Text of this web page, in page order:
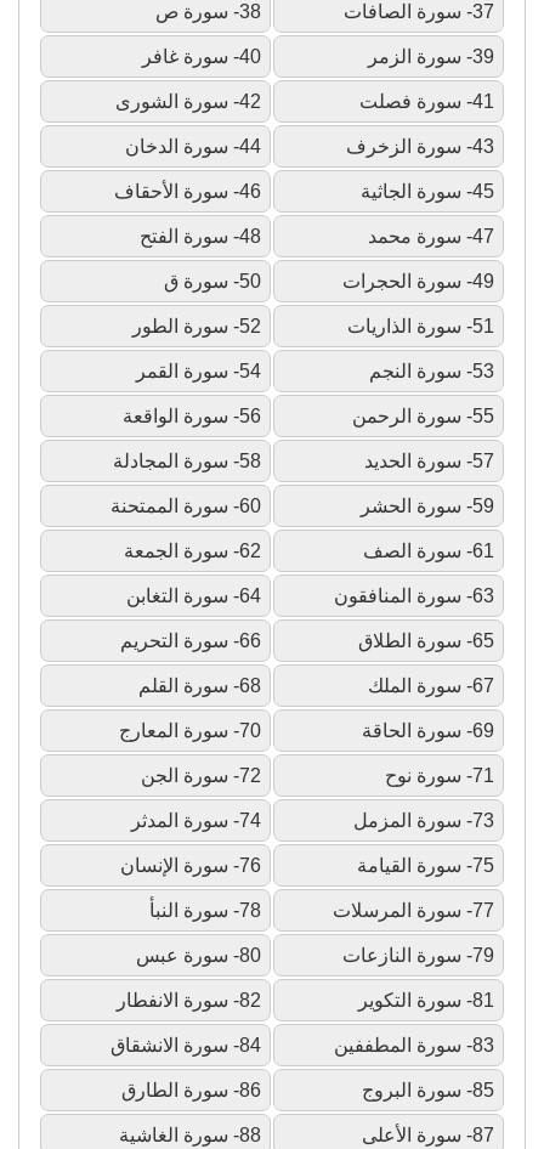
37- سورة الصافات 38- سورة ص
39- سورة الزمر 40- سورة غافر
41- سورة فصلت 42- سورة الشورى
43- سورة الزخرف 44- سورة الدخان
45- سورة الجاثية 46- سورة الأحقاف
47- سورة محمد 48- سورة الفتح
49- سورة الحجرات 50- سورة ق
51- سورة الذاريات 52- سورة الطور
53- سورة النجم 54- سورة القمر
55- سورة الرحمن 56- سورة الواقعة
57- سورة الحديد 58- سورة المجادلة
59- سورة الحشر 60- سورة الممتحنة
61- سورة الصف 62- سورة الجمعة
63- سورة المنافقون 64- سورة التغابن
65- سورة الطلاق 66- سورة التحريم
67- سورة الملك 68- سورة القلم
69- سورة الحاقة 70- سورة المعارج
71- سورة نوح 72- سورة الجن
73- سورة المزمل 74- سورة المدثر
75- سورة القيامة 76- سورة الإنسان
77- سورة المرسلات 78- سورة النبأ
79- سورة النازعات 80- سورة عبس
81- سورة التكوير 82- سورة الانفطار
83- سورة المطففين 84- سورة الانشقاق
85- سورة البروج 86- سورة الطارق
87- سورة الأعلى 88- سورة الغاشية